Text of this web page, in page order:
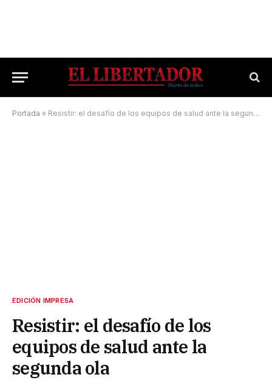
Portada » Resistir: el desafío de los equipos de salud ante la segunda ola
EDICIÓN IMPRESA
Resistir: el desafío de los
equipos de salud ante la
segunda ola